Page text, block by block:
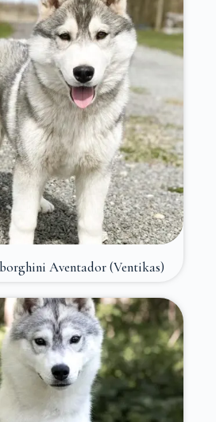
Aventador (Ventikas)